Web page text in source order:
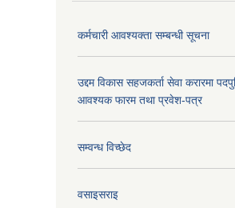
कर्मचारी आवश्यक्ता सम्बन्धी सूचना
उद्दम विकास सहजकर्ता सेवा करारमा
आवश्यक फारम तथा प्रवेश-पत्र
सम्वन्ध विच्छेद
वसाइसराइ